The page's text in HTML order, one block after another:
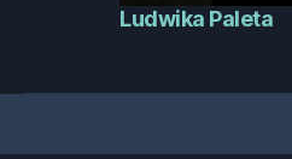
Ludwika Paleta